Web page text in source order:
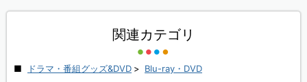
関連カテゴリ
ドラマ・番組グッズ&DVD > Blu-ray・DVD